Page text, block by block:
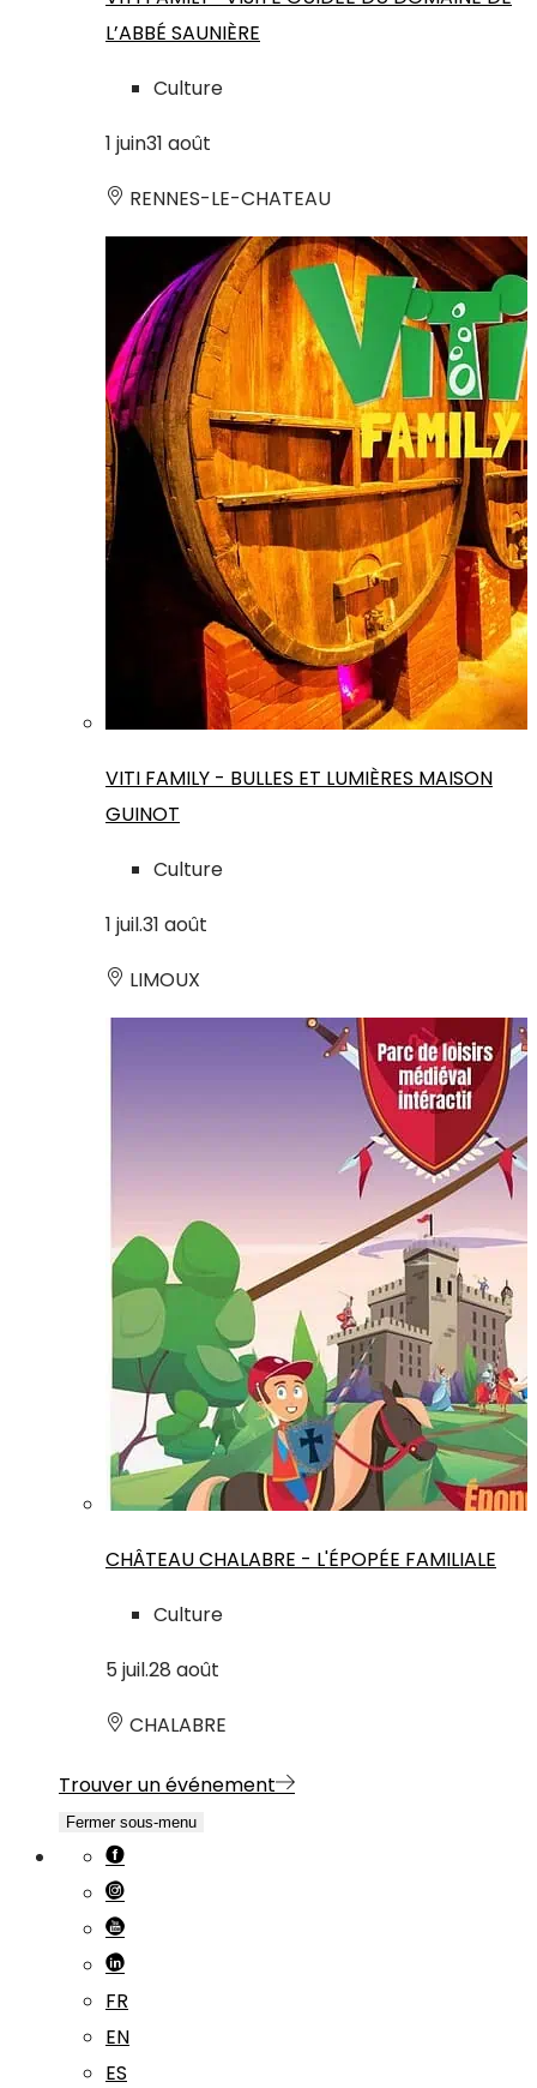
L’ABBÉ SAUNIÈRE
Culture
1 juin31 août
RENNES-LE-CHATEAU
VITI FAMILY - BULLES ET LUMIÈRES MAISON
GUINOT
Culture
1 juil.31 août
LIMOUX
CHÂTEAU CHALABRE - L'ÉPOPÉE FAMILIALE
Culture
5 juil.28 août
CHALABRE
Trouver un événement
Fermer sous-menu
FR
EN
ES